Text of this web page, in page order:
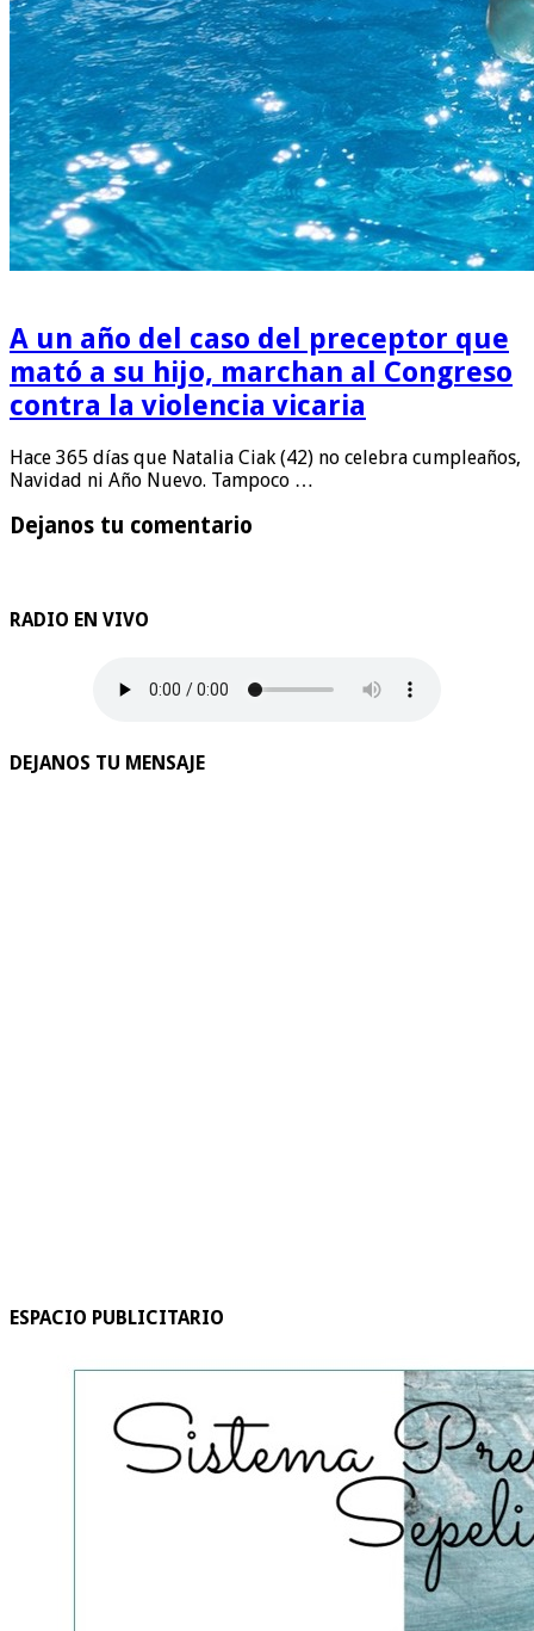
A un año del caso del preceptor que
mató a su hijo, marchan al Congreso
contra la violencia vicaria
Hace 365 días que Natalia Ciak (42) no celebra cumpleaños,
Navidad ni Año Nuevo. Tampoco …
Dejanos tu comentario
RADIO EN VIVO
DEJANOS TU MENSAJE
ESPACIO PUBLICITARIO